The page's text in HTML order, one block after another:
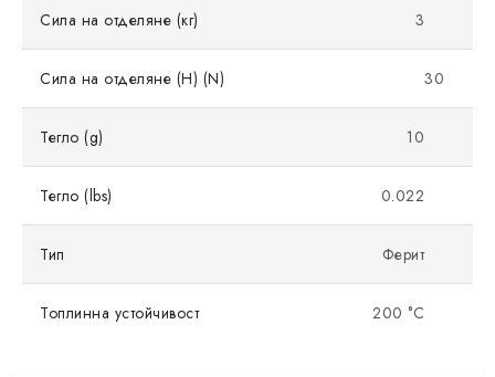
Сила на отделяне (кг) 3
Сила на отделяне (Н) (N) 30
Тегло (g) 10
Тегло (lbs) 0.022
Тип Ферит
Топлинна устойчивост 200 °C